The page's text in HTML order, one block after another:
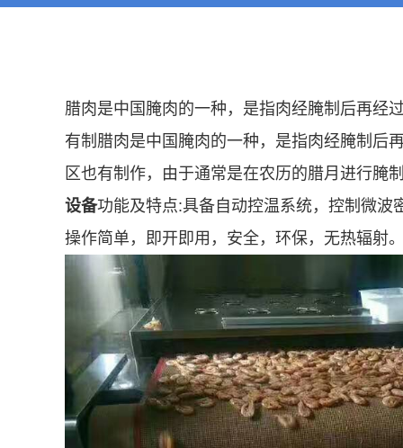
腊肉是中国腌肉的一种，是指肉经腌制后再经
有制腊肉是中国腌肉的一种，是指肉经腌制后
区也有制作，由于通常是在农历的腊月进行腌
设备功能及特点:具备自动控温系统，控制微
操作简单，即开即用，安全，环保，无热辐射